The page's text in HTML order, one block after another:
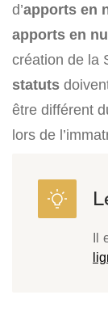
d’apports en
apports en
création de la
statuts
être différent
lors de
Il